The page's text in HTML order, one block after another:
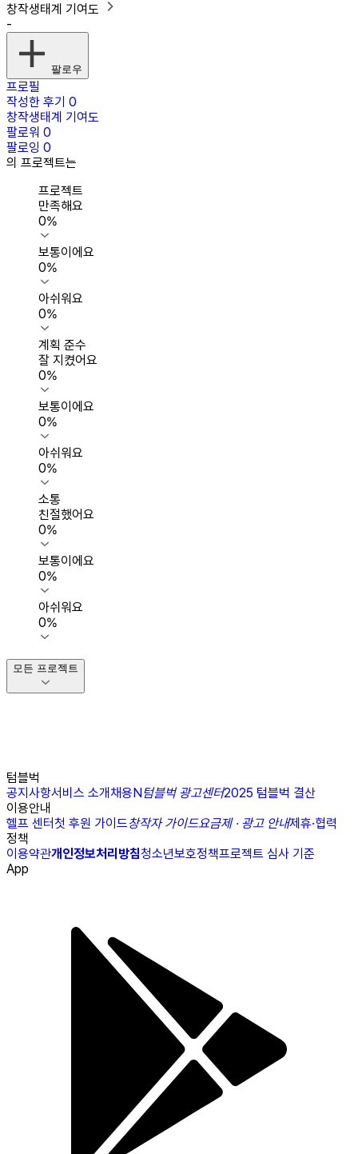
창작생태계 기여도
-
팔로우
프로필
작성한 후기 0
창작생태계 기여도
팔로워 0
팔로잉 0
의 프로젝트는
프로젝트
만족해요
0%
보통이에요
0%
아쉬워요
0%
계획 준수
잘 지켰어요
0%
보통이에요
0%
아쉬워요
0%
소통
친절했어요
0%
보통이에요
0%
아쉬워요
0%
모든 프로젝트
텀블벅
공지사항서비스 소개채용N텀블벅 광고센터2025 텀블벅 결산
이용안내
헬프 센터첫 후원 가이드창작자 가이드요금제 · 광고 안내제휴·협력
정책
이용약관개인정보처리방침청소년보호정책프로젝트 심사 기준
App